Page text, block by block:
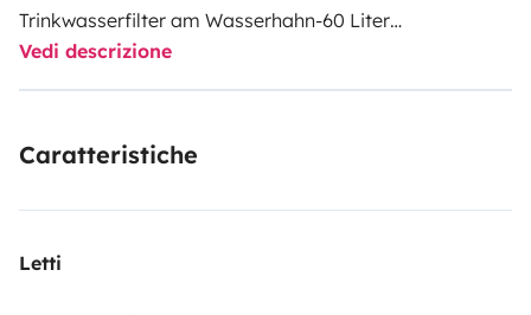
Trinkwasserfilter am Wasserhahn-60 Liter
Abwassertank-Gasdurchlauferhitzer der das Wasser
auf 60 Grad erhitzen kann und bei Bedarf solange läuft
kleiner Kühlschrank-200 Watt Solaranlage
Ausfahrbarer Tisch
Vedi descrizione
Caratteristiche
Letti